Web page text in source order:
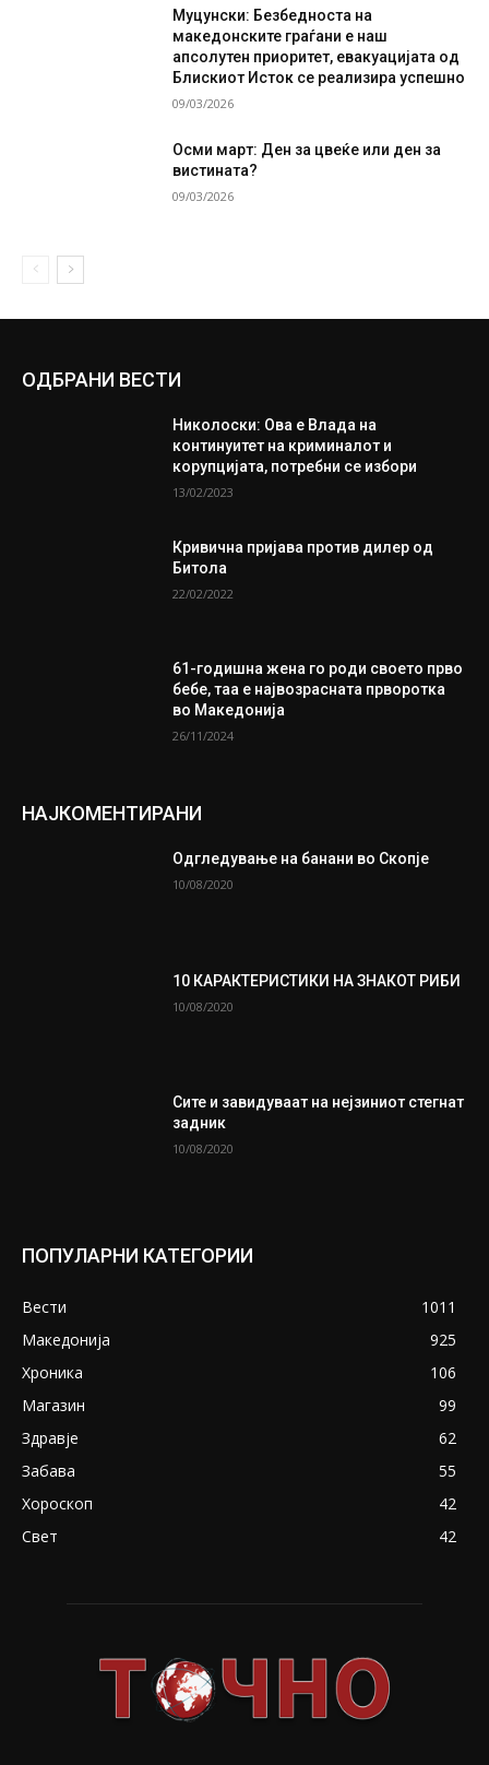
Муцунски: Безбедноста на
македонските граѓани е наш
апсолутен приоритет, евакуацијата од
Блискиот Исток се реализира успешно
09/03/2026
Осми март: Ден за цвеќе или ден за
вистината?
09/03/2026
ОДБРАНИ ВЕСТИ
Николоски: Ова е Влада на
континуитет на криминалот и
корупцијата, потребни се избори
13/02/2023
Кривична пријава против дилер од
Битола
22/02/2022
61-годишна жена го роди своето прво
бебе, таа е највозрасната прворотка
во Македонија
26/11/2024
НАЈКОМЕНТИРАНИ
Одгледување на банани во Скопје
10/08/2020
10 КАРАКТЕРИСТИКИ НА ЗНАКОТ РИБИ
10/08/2020
Сите и завидуваат на нејзиниот стегнат
задник
10/08/2020
ПОПУЛАРНИ КАТЕГОРИИ
Вести
1011
Македонија
925
Хроника
106
Магазин
99
Здравје
62
Забава
55
Хороскоп
42
Свет
42